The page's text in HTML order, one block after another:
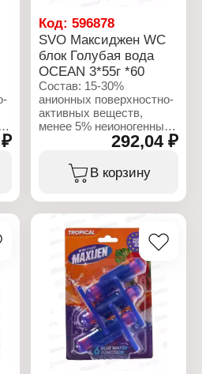
Количество смываний:
до 250 смываний
Упаковка: блистер
Код:596878
SVO Максиджен WC
блок Голубая вода
OCEAN 3*55г *60
Состав: 15-30%
анионных поверхностно-
активных веществ,
менее 5% неионогенных
поверхностно-активных
веществ, отдушка,
бензилсалицилат,
цитронеллол,
Характеристики:
Бренд: Maxijen
Тип товара: Блок для
унитаза
Аромат: OCEAN
Форма выпуска: подвес
на унитаз
Эффект: 4 в 1
Количество в упаковке: 3
292,04 ₽
В корзину